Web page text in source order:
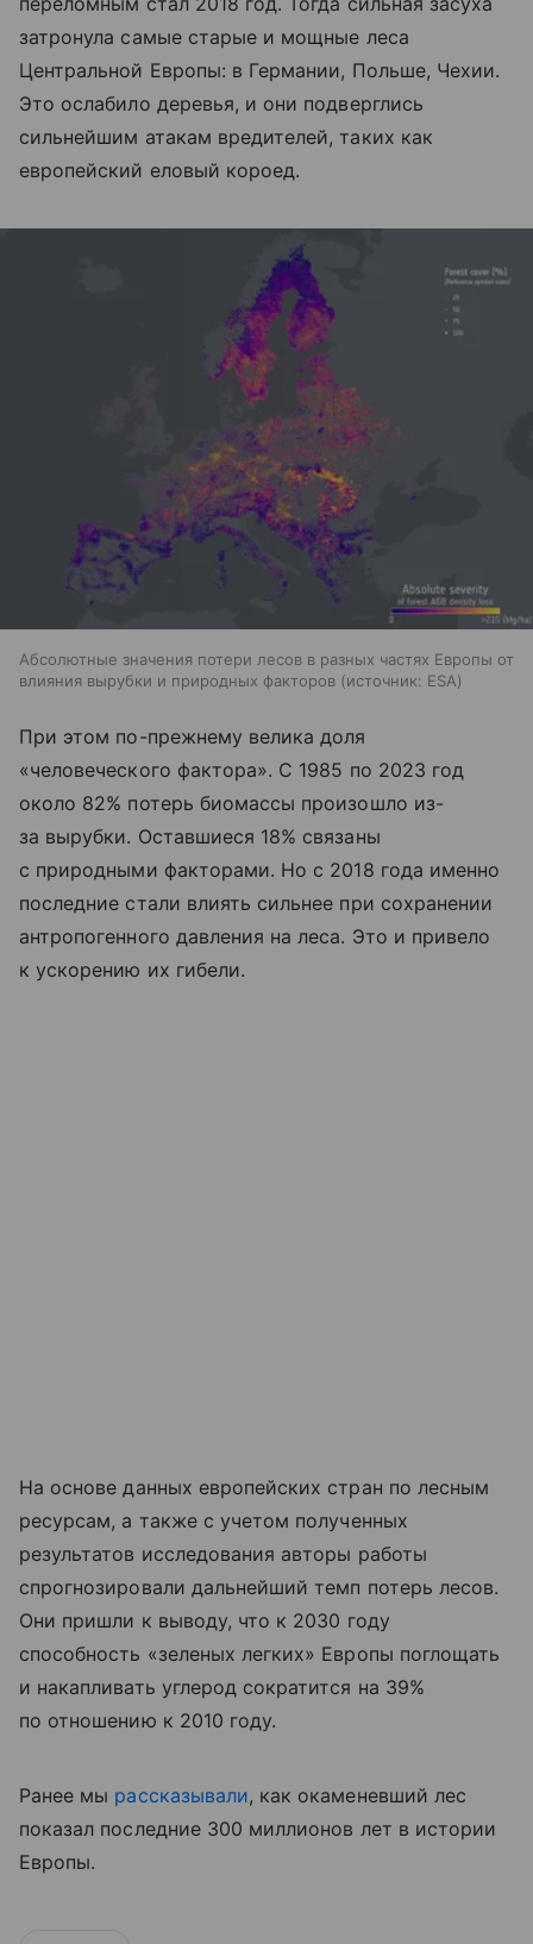
затронула самые старые и мощные леса
Центральной Европы: в Германии, Польше, Чехии.
Это ослабило деревья, и они подверглись
сильнейшим атакам вредителей, таких как
европейский еловый короед.
Абсолютные значения потери лесов в разных частях Европы от
влияния вырубки и природных факторов
источник: ESA
При этом по-прежнему велика доля
«человеческого фактора». С 1985 по 2023 год
около 82% потерь биомассы произошло из-
за вырубки. Оставшиеся 18% связаны
с природными факторами. Но с 2018 года именно
последние стали влиять сильнее при сохранении
антропогенного давления на леса. Это и привело
к ускорению их гибели.
На основе данных европейских стран по лесным
ресурсам, а также с учетом полученных
результатов исследования авторы работы
спрогнозировали дальнейший темп потерь лесов.
Они пришли к выводу, что к 2030 году
способность «зеленых легких» Европы поглощать
и накапливать углерод сократится на 39%
по отношению к 2010 году.
Ранее мы рассказывали, как окаменевший лес
показал последние 300 миллионов лет в истории
Европы.